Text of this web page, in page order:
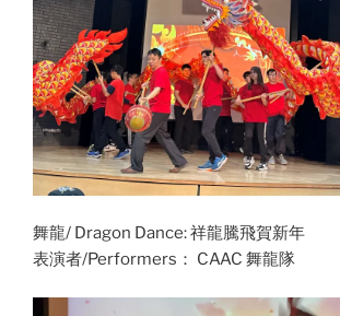
舞龍/ Dragon Dance: 祥龍騰飛賀新年
表演者/Performers： CAAC 舞龍隊